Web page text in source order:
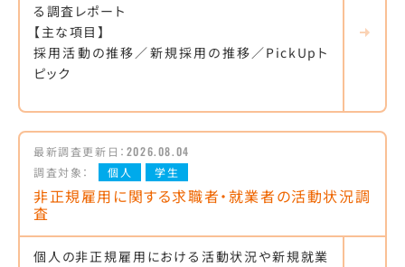
る調査レポート
【主な項目】
採用活動の推移／新規採用の推移／PickUpト
ピック
最新調査更新日： 2026.08.04
調査対象：
個人 学生
非正規雇用に関する求職者・就業者の活動状況調
査
個人の非正規雇用における活動状況や新規就業